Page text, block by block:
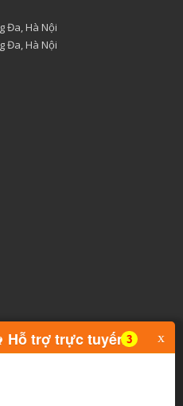
Đa, Hà Nội
Đa, Hà Nội
Hỗ trợ trực tuyến3 x